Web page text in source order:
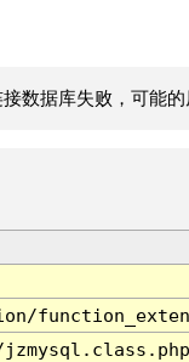
数据库失败，可能